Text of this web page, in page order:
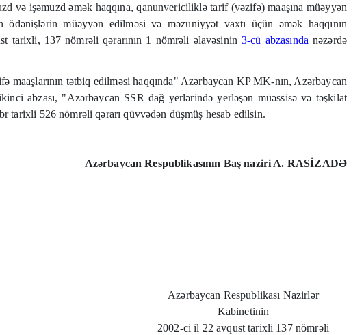
və işəmuzd əmək haqqına, qanunvericiliklə tarif (vəzifə) maaşına müəyyən
ödənişlərin müəyyən edilməsi və məzuniyyət vaxtı üçün əmək haqqının
tarixli, 137 nömrəli qərarının 1 nömrəli əlavəsinin3-cü abzasında nəzərdə
tətbiq edilməsi haqqında" Azərbaycan KP MK-nın, Azərbaycan
abzası, "Azərbaycan SSR dağ yerlərində yerləşən müəssisə və təşkilat
tarixli 526 nömrəli qərarı qüvvədən düşmüş hesab edilsin.
Azərbaycan Respublikasının Baş naziri A. RASİZADƏ
Azərbaycan Respublikası Nazirlər
Kabinetinin
2002-ci il 22 avqust tarixli 137 nömrəli